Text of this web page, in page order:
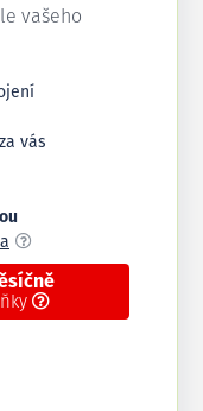
vašeho
vás